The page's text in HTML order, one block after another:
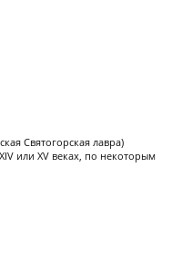
Святогорская лавра)
или XV веках, по некоторым